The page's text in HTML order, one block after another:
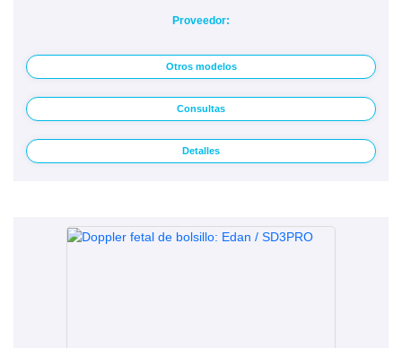
Proveedor:
Otros modelos
Consultas
Detalles